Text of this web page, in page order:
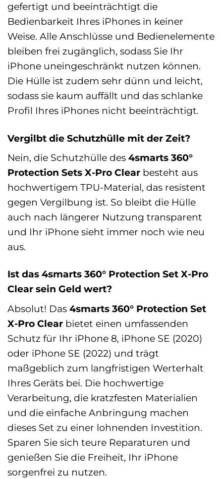
gefertigt und beeinträchtigt die
Bedienbarkeit Ihres iPhones in keiner
Weise. Alle Anschlüsse und Bedienelemente
bleiben frei zugänglich, sodass Sie Ihr
iPhone uneingeschränkt nutzen können.
Die Hülle ist zudem sehr dünn und leicht,
sodass sie kaum auffällt und das schlanke
Profil Ihres iPhones nicht beeinträchtigt.
Vergilbt die Schutzhülle mit der Zeit?
Nein, die Schutzhülle des 4smarts 360°
Protection Sets X-Pro Clear besteht aus
hochwertigem TPU-Material, das resistent
gegen Vergilbung ist. So bleibt die Hülle
auch nach längerer Nutzung transparent
und Ihr iPhone sieht immer noch wie neu
aus.
Ist das 4smarts 360° Protection Set X-Pro
Clear sein Geld wert?
Absolut! Das 4smarts 360° Protection Set
X-Pro Clear bietet einen umfassenden
Schutz für Ihr iPhone 8, iPhone SE (2020)
oder iPhone SE (2022) und trägt
maßgeblich zum langfristigen Werterhalt
Ihres Geräts bei. Die hochwertige
Verarbeitung, die kratzfesten Materialien
und die einfache Anbringung machen
dieses Set zu einer lohnenden Investition.
Sparen Sie sich teure Reparaturen und
genießen Sie die Freiheit, Ihr iPhone
sorgenfrei zu nutzen.